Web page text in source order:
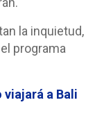
la inquietud,
programa
a Bali